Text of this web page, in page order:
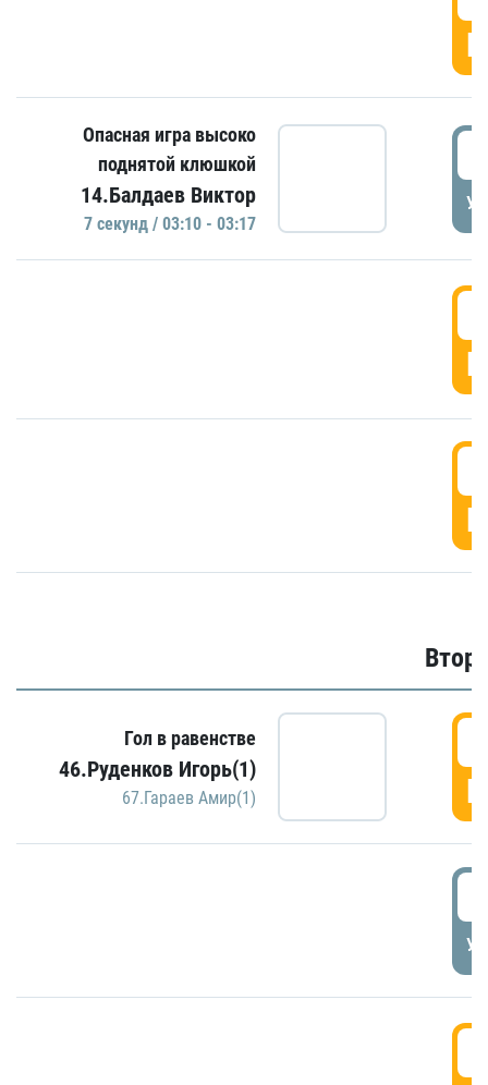
Опасная игра высоко
поднятой клюшкой
14.Балдаев Виктор
7 секунд / 03:10 - 03:17
Гол в равенстве
46.Руденков Игорь(1)
67.Гараев Амир(1)